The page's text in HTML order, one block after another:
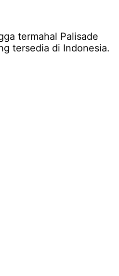
termahal Palisade
tersedia di Indonesia.